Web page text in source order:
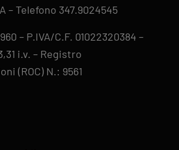
– Telefono 347.9024545
– P.IVA/C.F. 01022320384 –
i.v. – Registro
(ROC) N.: 9561